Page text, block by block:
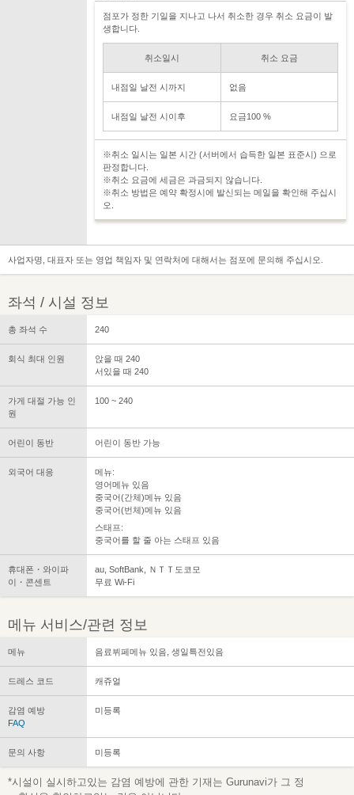
점포가 정한 기일을 지나고 나서 취소한 경우 취소 요금이 발
생합니다.
취소일시 취소 요금
내점일 날전 시까지 없음
내점일 날전 시이후 요금100 %
※취소 일시는 일본 시간 (서버에서 습득한 일본 표준시) 으로
판정합니다.
※취소 요금에 세금은 과금되지 않습니다.
※취소 방법은 예약 확정시에 발신되는 메일을 확인해 주십시
오.
사업자명, 대표자 또는 영업 책임자 및 연락처에 대해서는 점포에 문의해 주십시오.
좌석 / 시설 정보
총 좌석 수 240
회식 최대 인원
앉을 때 240
서있을 때 240
가게 대절 가능 인
원
100 ~ 240
어린이 동반 어린이 동반 가능
외국어 대응
메뉴:
영어메뉴 있음
중국어(간체)메뉴 있음
중국어(번체)메뉴 있음
스태프:
중국어를 할 줄 아는 스태프 있음
휴대폰・와이파
이・콘센트
au, SoftBank, ＮＴＴ도코모
무료 Wi-Fi
메뉴 서비스/관련 정보
메뉴 음료뷔페메뉴 있음, 생일특전있음
드레스 코드 캐쥬얼
감염 예방
FAQ
미등록
문의 사항 미등록
*시설이 실시하고있는 감염 예방에 관한 기재는 Gurunavi가 그 정